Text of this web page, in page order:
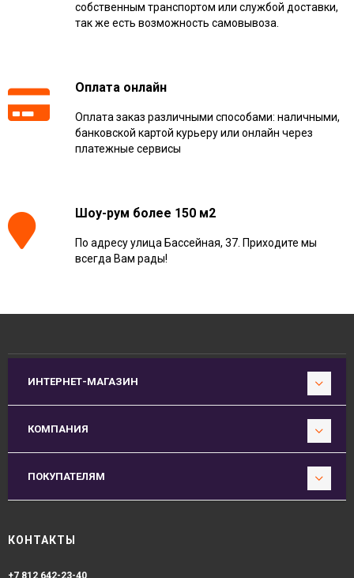
собственным транспортом или службой доставки,
так же есть возможность самовывоза.
Оплата онлайн
Оплата заказ различными способами: наличными,
банковской картой курьеру или онлайн через
платежные сервисы
Шоу-рум более 150 м2
По адресу улица Бассейная, 37. Приходите мы
всегда Вам рады!
ИНТЕРНЕТ-МАГАЗИН
КОМПАНИЯ
ПОКУПАТЕЛЯМ
КОНТАКТЫ
+7 812 642-23-40